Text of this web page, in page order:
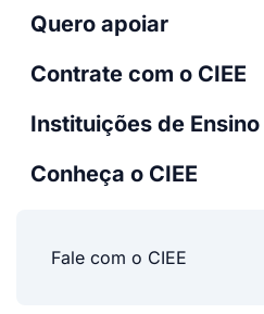
Quero apoiar
Contrate com o CIEE
Instituições de Ensino
Conheça o CIEE
Fale com o CIEE